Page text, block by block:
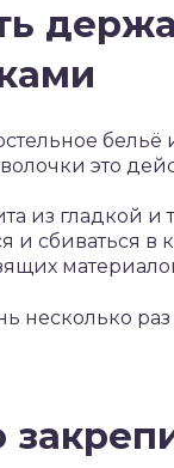
бельё
это
из гладкой и
и сбиваться
несколько